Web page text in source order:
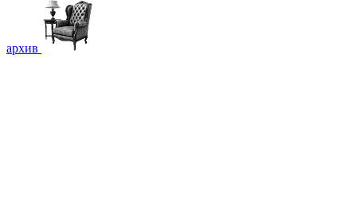
архив